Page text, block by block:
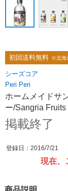
初回送料無料 ※北海
シーズコア
Peri Peri
ホームメイドサ
ー/Sangria
掲載終了
登録日：2016/7/21
現在、